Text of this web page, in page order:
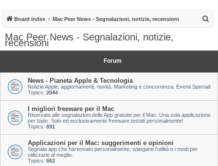
Board index Mac Peer News - Segnalazioni, notizie, recensioni
r
Mac Peer News - Segnalazioni, notizie,
recensioni
Forum
News - Pianeta Apple & Tecnologia
Notizie Apple, aggiornamenti, novità. Marketing e concorrenza. Eventi Speciali.
Topics: 2044
I migliori freeware per il Mac
Riservato alle segnalazioni delle App gratuite per il Mac. Una sola applicazione
per topic. Solo ed esclusivamente freeware testati personalmente!
Topics: 691
Applicazioni per il Mac: suggerimenti e opinioni
Segnala app che hai testato personalmente, spiegane l'utilità e i modi per
utilizzarle al meglio.
Topics: 662